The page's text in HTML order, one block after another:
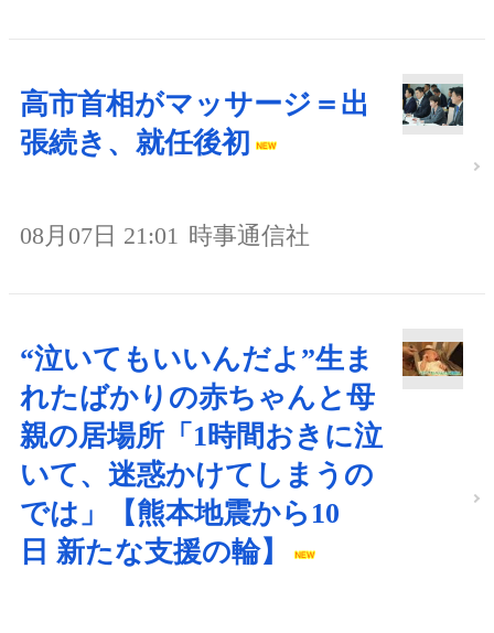
高市首相がマッサージ＝出
張続き、就任後初
08月07日 21:01 時事通信社
“泣いてもいいんだよ”生ま
れたばかりの赤ちゃんと母
親の居場所「1時間おきに泣
いて、迷惑かけてしまうの
では」【熊本地震から10
日 新たな支援の輪】